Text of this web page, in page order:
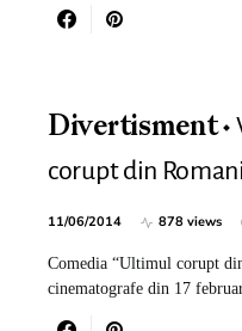
Divertisment
corupt din
11/06/2014 878 views
Comedia “Ultimul corupt
cinematografe din 17